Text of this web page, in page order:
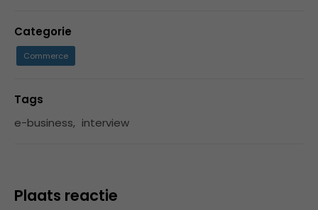
Categorie
Commerce
Tags
e-business, interview
Plaats reactie